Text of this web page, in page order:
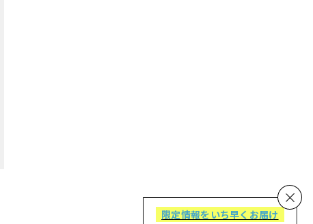
限定情報をいち早くお届け